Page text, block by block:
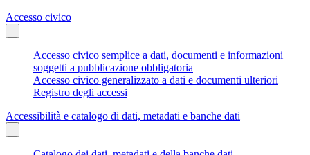
Accesso civico
Accesso civico semplice a dati, documenti e informazioni
soggetti a pubblicazione obbligatoria
Accesso civico generalizzato a dati e documenti ulteriori
Registro degli accessi
Accessibilità e catalogo di dati, metadati e banche dati